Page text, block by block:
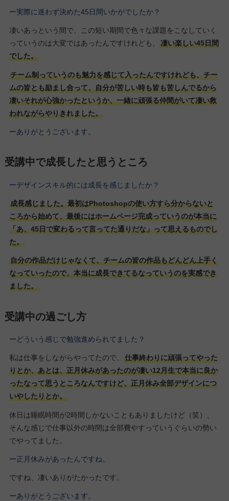
ー実際に迷わず決めた45日間いかがでしたか？
凄いあっという間で、この短い期間で色々な課題をこなしていく
っていうのは大変ではあったんですけれども、
凄い楽しい45日間
でした。
チーム制っていうのも魅力を感じて入ったんですけれども、チー
ムの皆とも励まし合って、自分が苦しい時も皆も苦しんでるから
凄いそれが心強かったというか、一緒に頑張る仲間がいて凄い救
われながらやりきれました。
ーありがとうございます。
受講中で成長したと思うところ
ーデザインスキル的には成長を感じましたか？
成長感じました。最初はPhotoshopの使い方すら分からないと
ころから始めて、最後にはホームページ完成っていうのが本当に
「あ、45日で変わるって言ってた通りだな」って思えるものでし
た。
自分の作品だけじゃなくて、チームの皆の作品もどんどん上手く
なっていったので、本当に成長できてるなっていうのを実感でき
ました。
受講中の過ごし方
ーどういう感じで勉強進められてました？
私は仕事をしながらやってたので、
仕事終わりに頑張ってやった
りとか、あとは、正月休みがあったのが凄い12月生で本当に良か
ったなって思うところなんですけど、正月休み全部デザインにつ
いやしたりとか。
休日は睡眠時間が2時間しかないこともありましたけど（笑）、
そんな感じで仕事以外の時間は全部費やすっていうぐらいの勢い
でやってました。
ー正月休みがあったんですね。
ですね、凄いありがたかったです。
ーありがとうございます。